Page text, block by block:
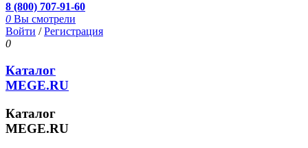
8 (800) 707-91-60
0 Вы смотрели
Войти /Регистрация
0
Каталог
MEGE.RU
Каталог
MEGE.RU